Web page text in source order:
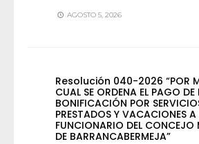
AGOSTO 5, 2026
Resolución 040-2026 “POR
CUAL SE ORDENA EL PAGO DE
BONIFICACIÓN POR
PRESTADOS Y VACACIONES A
FUNCIONARIO DEL CONCEJO
DE BARRANCABERMEJA”